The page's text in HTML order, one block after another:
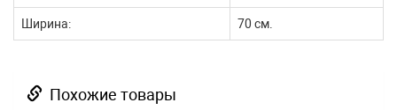
Ширина: 70 см.
Похожие товары